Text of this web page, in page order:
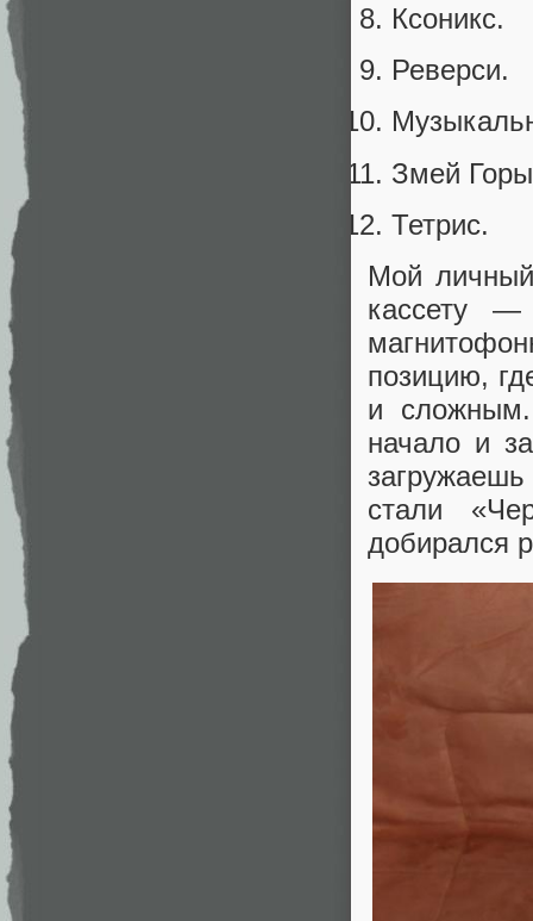
Ксоникс.
Реверси.
Змей
Тетрис.
Мой
кассету —
позицию,
и
начало и
стали
добирался